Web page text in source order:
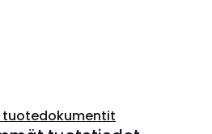
tuotedokumentit